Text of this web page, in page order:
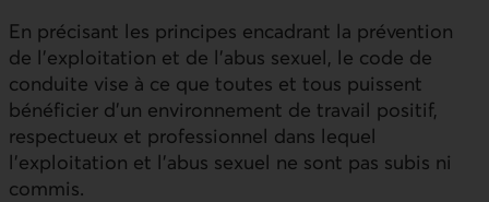
En précisant les principes encadrant la prévention
de l’exploitation et de l’abus sexuel, le code de
conduite vise à ce que toutes et tous puissent
bénéficier d’un environnement de travail positif,
respectueux et professionnel dans lequel
l’exploitation et l’abus sexuel ne sont pas subis ni
commis.